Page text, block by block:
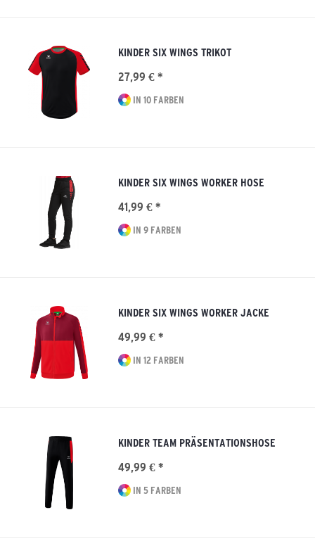
KINDER SIX WINGS TRIKOT
27,99 € *
IN 10 FARBEN
KINDER SIX WINGS WORKER HOSE
41,99 € *
IN 9 FARBEN
KINDER SIX WINGS WORKER JACKE
49,99 € *
IN 12 FARBEN
KINDER TEAM PRÄSENTATIONSHOSE
49,99 € *
IN 5 FARBEN